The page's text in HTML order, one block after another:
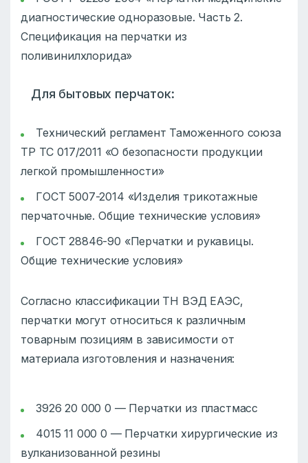
диагностические одноразовые. Часть 2.
Спецификация на перчатки из
поливинилхлорида»
Для бытовых перчаток:
Технический регламент Таможенного союза
ТР ТС 017/2011 «О безопасности продукции
легкой промышленности»
ГОСТ 5007-2014 «Изделия трикотажные
перчаточные. Общие технические условия»
ГОСТ 28846-90 «Перчатки и рукавицы.
Общие технические условия»
Согласно классификации ТН ВЭД ЕАЭС,
перчатки могут относиться к различным
товарным позициям в зависимости от
материала изготовления и назначения:
3926 20 000 0 — Перчатки из пластмасс
4015 11 000 0 — Перчатки хирургические из
вулканизованной резины